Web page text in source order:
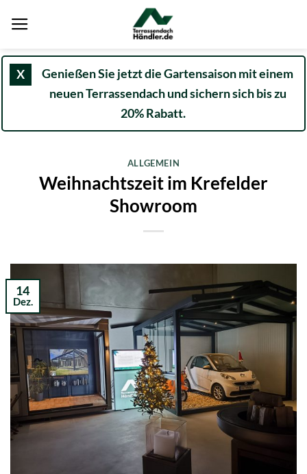
Inhalt
X
Genießen Sie jetzt die Gartensaison mit einem
neuen Terrassendach und sichern sich bis zu
20% Rabatt.
ALLGEMEIN
Weihnachtszeit im Krefelder
Showroom
14
Dez.